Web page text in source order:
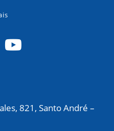
821, Santo André –